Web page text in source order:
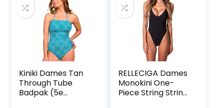
Kiniki Dames Tan
Through Tube
Badpak (5e
RELLECIGA Dames
Monokini One-
Piece String String